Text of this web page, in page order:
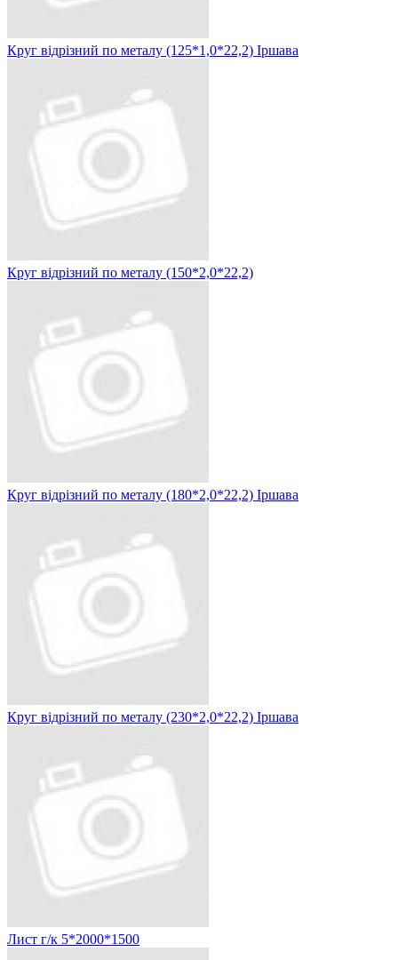
Круг відрізний по металу (125*1,0*22,2) Іршава
Круг відрізний по металу (150*2,0*22,2)
Круг відрізний по металу (180*2,0*22,2) Іршава
Круг відрізний по металу (230*2,0*22,2) Іршава
Лист г/к 5*2000*1500